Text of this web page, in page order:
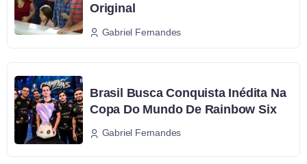
Original
Gabriel Fernandes
Brasil Busca Conquista Inédita Na
Copa Do Mundo De Rainbow Six
Gabriel Fernandes